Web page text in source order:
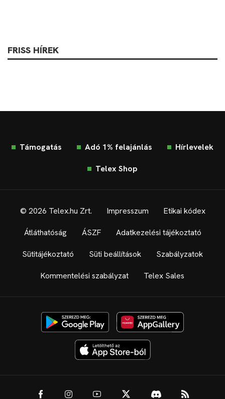
FRISS HÍREK
Támogatás Adó 1% felajánlás Hírlevelek
Telex Shop
© 2026 Telex.hu Zrt. Impresszum Etikai kódex
Átláthatóság ÁSZF Adatkezelési tájékoztató
Sütitájékoztató Süti beállítások Szabályzatok
Kommentelési szabályzat Telex Sales